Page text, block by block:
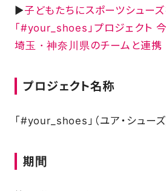
FAQ
▶子どもたちにスポーツシュー
「#your_shoes」プロジェクト
埼玉・神奈川県のチームと連携
プロジェクト名称
「#your_shoes」（ユア・シューズ
期間